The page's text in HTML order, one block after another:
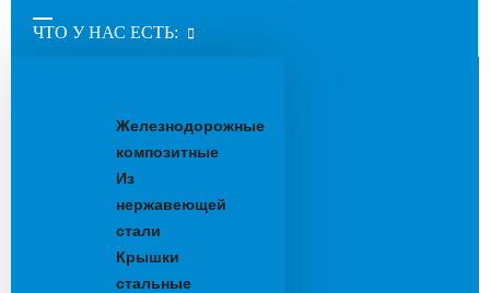
ЧТО У НАС ЕСТЬ:
Железнодорожные
композитные
Из
нержавеющей
стали
Крышки
стальные